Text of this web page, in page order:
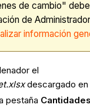
de cambio"
de
información
el
descargado
pestaña